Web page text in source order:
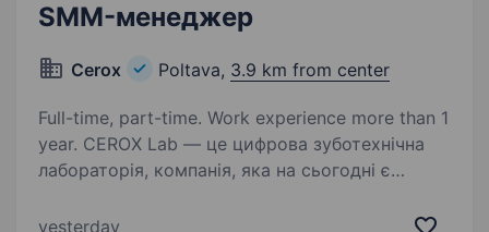
SMM-менеджер
Cerox Poltava, 3.9 km from center
Full-time, part-time. Work experience more than 1
year. CEROX Lab — це цифрова зуботехнічна
лабораторія, компанія, яка на сьогодні є
розвиток — не просто слова, ми справді
yesterday